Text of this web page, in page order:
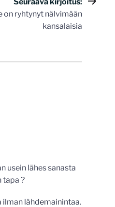
on ryhtynyt nälvimään
kansalaisia
usein lähes sanasta
tapa ?
ilman lähdemainintaa.